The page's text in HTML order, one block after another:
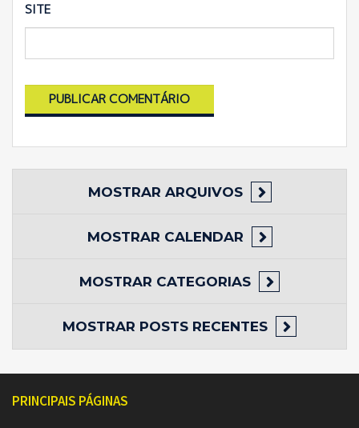
SITE
MOSTRAR ARQUIVOS
MOSTRAR CALENDAR
MOSTRAR CATEGORIAS
MOSTRAR POSTS RECENTES
PRINCIPAIS PÁGINAS